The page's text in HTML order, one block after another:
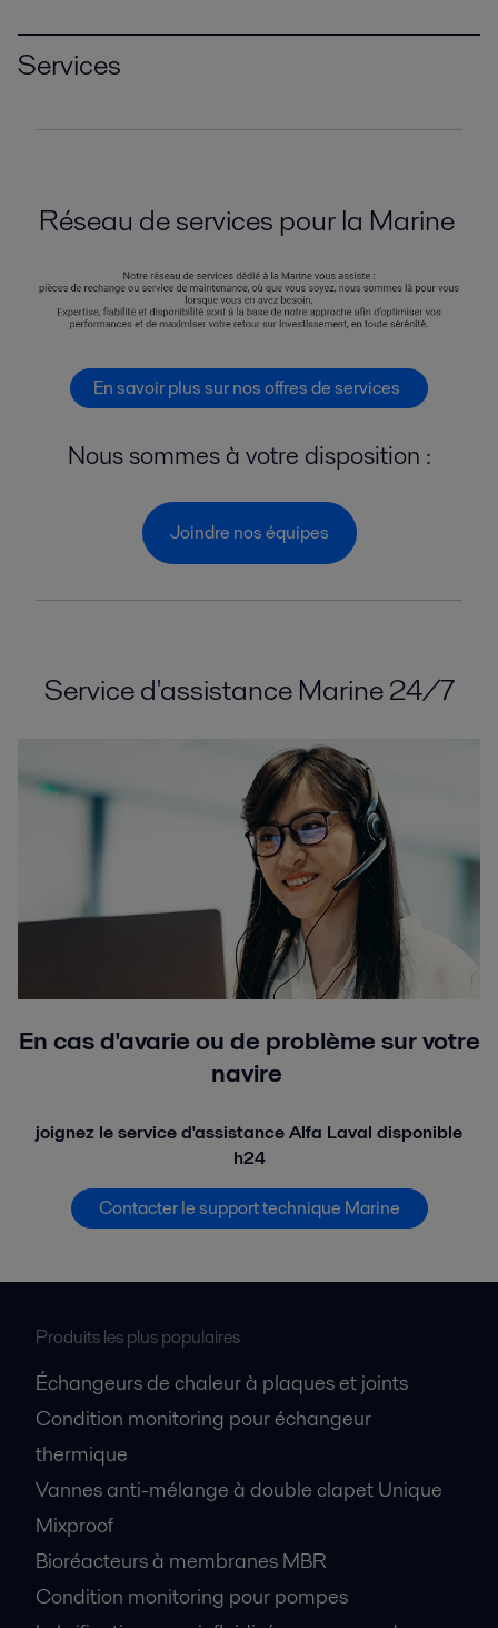
Services
Réseau de services pour la Marine
En savoir plus sur nos offres de services
Nous sommes à votre disposition :
Joindre nos équipes
Service d'assistance Marine 24/7
En cas d'avarie ou de problème sur votre
navire
joignez le service d'assistance Alfa Laval disponible
h24
Contacter le support technique Marine
Produits les plus populaires
Échangeurs de chaleur à plaques et joints
Condition monitoring pour échangeur
thermique
Vannes anti-mélange à double clapet Unique
Mixproof
Bioréacteurs à membranes MBR
Condition monitoring pour pompes